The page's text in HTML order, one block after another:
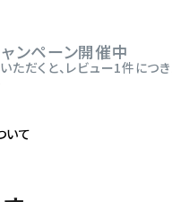
ンペーン開催中
ただくと、レビュー1件に
いて